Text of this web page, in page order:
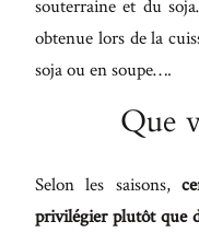
souterraine et du
obtenue lors de la
soja ou en soupe….
Que
Selon les saisons,
privilégier plutôt que